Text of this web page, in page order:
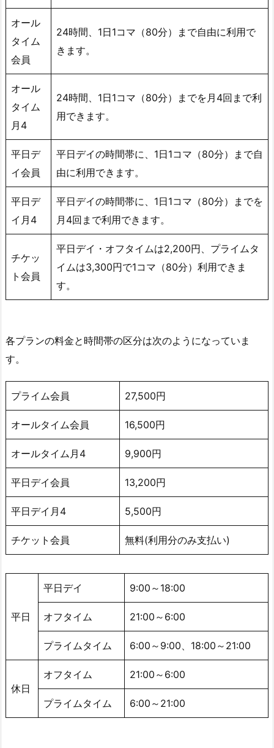
金
2.
ル
フ
ス
ト
4
の
情
報
3.
フ
ス
ト
2
4
の
く
あ
質
問
オール
タイム
会員
24時間、1日1コマ（80分）まで自由に利用で
きます。
オール
タイム
月4
24時間、1日1コマ（80分）までを月4回まで利
用できます。
平日デ
イ会員
平日デイの時間帯に、1日1コマ（80分）まで自
由に利用できます。
平日デ
イ月4
平日デイの時間帯に、1日1コマ（80分）までを
月4回まで利用できます。
チケッ
ト会員
平日デイ・オフタイムは2,200円、プライムタ
イムは3,300円で1コマ（80分）利用できま
す。
各プランの料金と時間帯の区分は次のようになっていま
す。
プライム会員 27,500円
オールタイム会員 16,500円
オールタイム月4 9,900円
平日デイ会員 13,200円
平日デイ月4 5,500円
チケット会員 無料(利用分のみ支払い)
平日
平日デイ 9:00～18:00
オフタイム 21:00～6:00
プライムタイム 6:00～9:00、18:00～21:00
休日
オフタイム 21:00～6:00
プライムタイム 6:00～21:00